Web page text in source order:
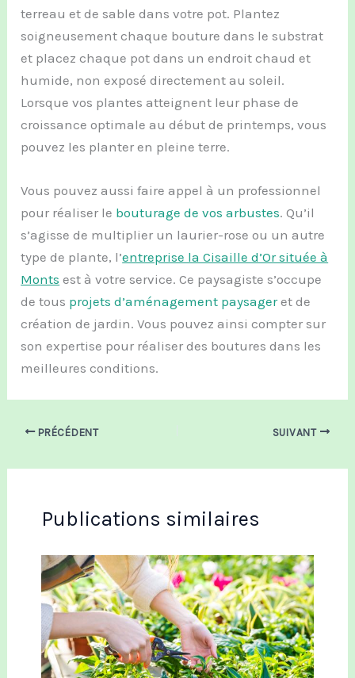
terreau et de sable dans votre pot. Plantez
soigneusement chaque bouture dans le substrat
et placez chaque pot dans un endroit chaud et
humide, non exposé directement au soleil.
Lorsque vos plantes atteignent leur phase de
croissance optimale au début de printemps, vous
pouvez les planter en pleine terre.
Vous pouvez aussi faire appel à un professionnel
pour réaliser le bouturage de vos arbustes. Qu’il
s’agisse de multiplier un laurier-rose ou un autre
type de plante, l’entreprise la Cisaille d’Or située à
Monts est à votre service. Ce paysagiste s’occupe
de tous projets d’aménagement paysageret de
création de jardin. Vous pouvez ainsi compter sur
son expertise pour réaliser des boutures dans les
meilleures conditions.
PRÉCÉDENT SUIVANT
Publications similaires